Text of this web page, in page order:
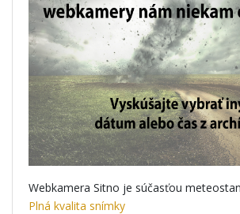
Webkamera Sitno je súčasťou
Plná kvalita snímky